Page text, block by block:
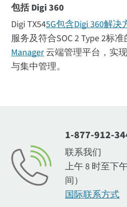
包括 Digi 360
Digi TX545G包含Digi 360解决
服务及符合SOC 2 Type 2标
Manager云端管理平台，实
与集中管理。
1-877-912-
联系我们
上午 8 时至下
间）
国际联系方式